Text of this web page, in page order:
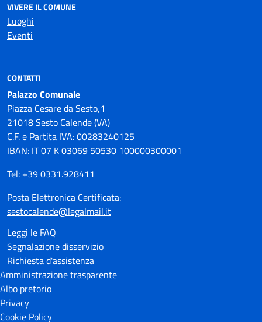
VIVERE IL COMUNE
Luoghi
Eventi
CONTATTI
Palazzo Comunale
Piazza Cesare da Sesto,1
21018 Sesto Calende (VA)
C.F. e Partita IVA: 00283240125
IBAN: IT 07 K 03069 50530 100000300001
Tel: +39 0331.928411
Posta Elettronica Certificata:
sestocalende@legalmail.it
Leggi le FAQ
Segnalazione disservizio
Richiesta d'assistenza
Amministrazione trasparente
Albo pretorio
Privacy
Cookie Policy